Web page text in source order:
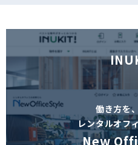
働き方を
レンタルオフ
New